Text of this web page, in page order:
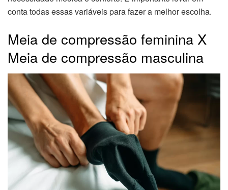
conta todas essas variáveis para fazer a melhor escolha.
Meia de compressão feminina X
Meia de compressão masculina